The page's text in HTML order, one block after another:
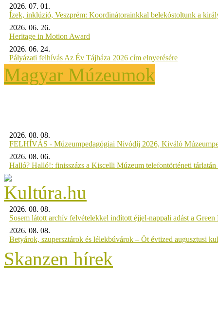
2026. 07. 01.
Ízek, inklúzió, Veszprém: Koordinátorainkkal belekóstoltunk a
2026. 06. 26.
Heritage in Motion Award
2026. 06. 24.
Pályázati felhívás Az Év Tájháza 2026 cím elnyerésére
Magyar Múzeumok
2026. 08. 08.
FELHÍVÁS - Múzeumpedagógiai Nívódíj 2026, Kiváló
2026. 08. 06.
Halló? Halló!: finisszázs a Kiscelli Múzeum telefontörténeti tárlatán
2026. 08. 08.
Sosem látott archív felvételekkel indított éjjel-nappali adást a Green
2026. 08. 08.
Betyárok, szupersztárok és lélekbúvárok – Öt évtized augusztusi
Skanzen hírek